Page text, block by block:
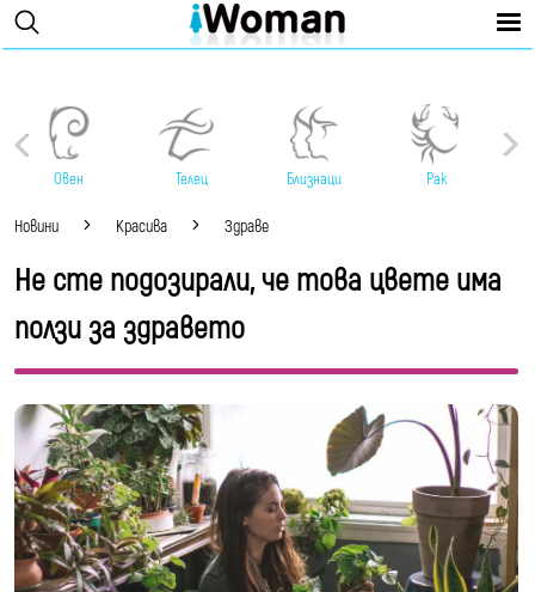
Овен Телец Близнаци Рак
Новини Красива Здраве
Не сте подозирали, че това цвете има
ползи за здравето